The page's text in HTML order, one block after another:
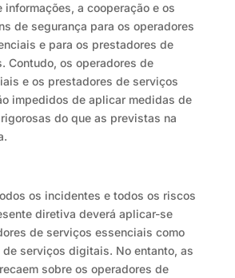
informações, a cooperação e os
de segurança para os operadores
e para os prestadores de
Contudo, os operadores de
e os prestadores de serviços
impedidos de aplicar medidas de
do que as previstas na
os incidentes e todos os riscos
diretiva deverá aplicar-se
de serviços essenciais como
serviços digitais. No entanto, as
sobre os operadores de